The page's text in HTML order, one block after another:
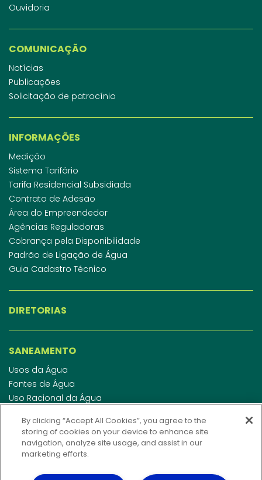
Ouvidoria
COMUNICAÇÃO
Notícias
Publicações
Solicitação de patrocínio
INFORMAÇÕES
Medição
Sistema Tarifário
Tarifa Residencial Subsidiada
Contrato de Adesão
Área do Empreendedor
Agências Reguladoras
Cobrança pela Disponibilidade
Padrão de Ligação de Água
Guia Cadastro Técnico
DIRETORIAS
SANEAMENTO
Usos da Água
Fontes de Água
Uso Racional da Água
Esgotamento Sanitário
Regulamento de Água e Esgoto
Indicadores de qualidade da água
By clicking “Accept All Cookies”, you agree to the
storing of cookies on your device to enhance site
navigation, analyze site usage, and assist in our
marketing efforts.